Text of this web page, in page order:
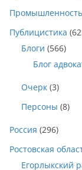
Промышленность
Публицистика
Блоги (566)
Блог
Очерк (3)
Персоны (8)
Россия (296)
Ростовская
Егорлыкский